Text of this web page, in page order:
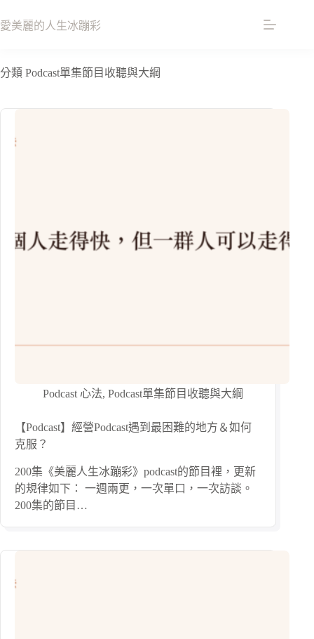
至
內
愛美麗的人生冰蹦彩
分類 Podcast單集節目收聽與大綱
Podcast 心法, Podcast單集節目收聽與大綱
【Podcast】經營Podcast遇到最困難的地方＆如何
克服？
200集《美麗人生冰蹦彩》podcast的節目裡，更新
的規律如下： 一週兩更，一次單口，一次訪談。
200集的節目…